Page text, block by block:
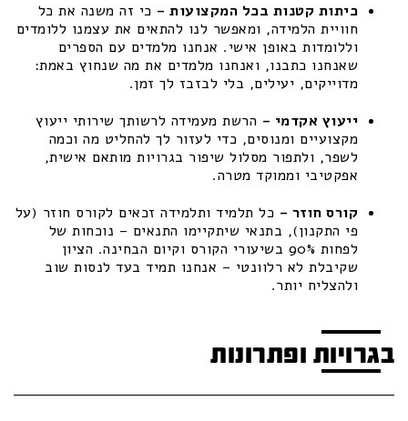
כיתות קטנות בכל המקצועות – כי זה משנה את כל
חוויית הלמידה, ומאפשר לנו להתאים את עצמנו ללומדים
וללומדות באופן אישי. אנחנו מלמדים עם הספרים
שאנחנו כתבנו, ואנחנו מלמדים את מה שנחוץ באמת:
מדוייקים, יעילים, בלי לבזבז לך זמן.
ייעוץ אקדמי – הרשת מעמידה לרשותך שירותי ייעוץ
מקצועיים ומנוסים, כדי לעזור לך להחליט מה וכמה
לשפר, ולתפור מסלול שיפור בגרויות מותאם אישית,
אפקטיבי וממוקד מטרה.
קורס חוזר – כל תלמיד ותלמידה זכאים לקורס חוזר (על
פי התקנון), בתנאי שיתקיימו התנאים – נוכחות של
לפחות 90% בשיעורי הקורס וקיום הבחינה. הציון
שקיבלת לא רלוונטי – אנחנו תמיד בעד לנסות שוב
ולהצליח יותר.
בגרויות ופתרונות